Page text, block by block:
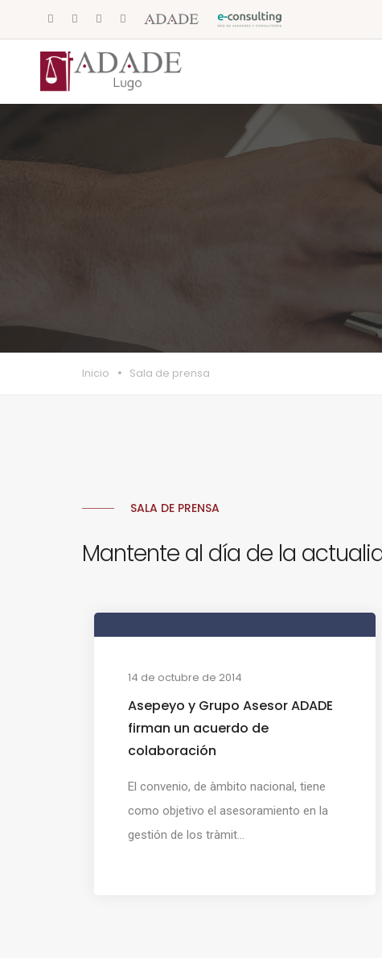
Inicio Sala de prensa
SALA DE PRENSA
Mantente al día de la
14 de octubre de 2014
Asepeyo y Grupo Asesor ADADE
firman un acuerdo de
colaboración
El convenio, de àmbito nacional, tiene
como objetivo el asesoramiento en la
gestión de los tràmit...